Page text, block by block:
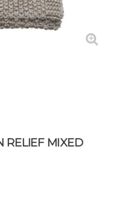
RELIEF MIXED